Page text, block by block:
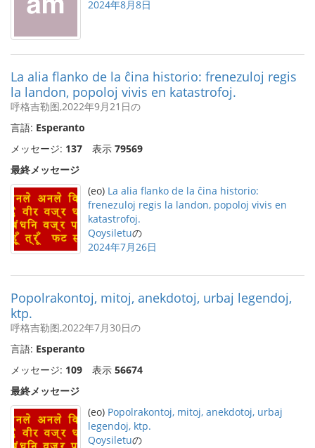
2024年8月8日
La alia flanko de la ĉina historio: frenezuloj regis
la landon, popoloj vivis en katastrofoj.
呼格吉勒图,2022年9月21日の
言語: Esperanto
メッセージ: 137 表示 79569
最終メッセージ
(eo) La alia flanko de la ĉina historio:
frenezuloj regis la landon, popoloj vivis en
katastrofoj.
Qoysiletuの
2024年7月26日
Popolrakontoj, mitoj, anekdotoj, urbaj legendoj,
ktp.
呼格吉勒图,2022年7月30日の
言語: Esperanto
メッセージ: 109 表示 56674
最終メッセージ
(eo) Popolrakontoj, mitoj, anekdotoj, urbaj
legendoj, ktp.
Qoysiletuの